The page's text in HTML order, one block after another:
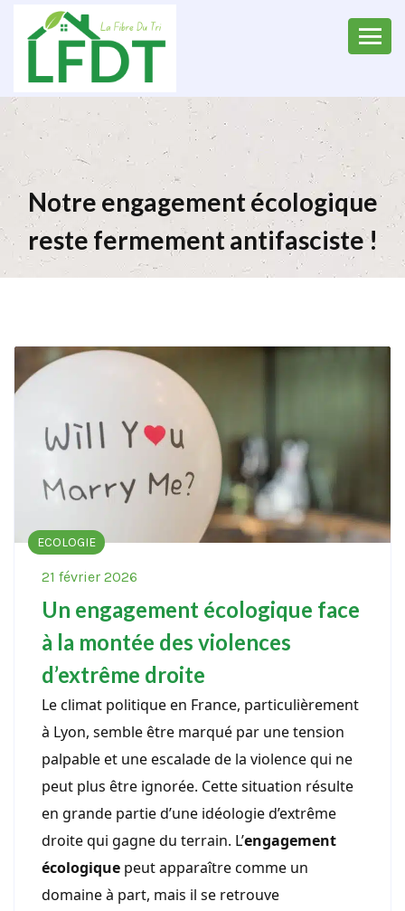
Notre engagement écologique
reste fermement antifasciste !
ECOLOGIE
21 février 2026
Un engagement écologique face
à la montée des violences
d’extrême droite
Le climat politique en France, particulièrement
à Lyon, semble être marqué par une tension
palpable et une escalade de la violence qui ne
peut plus être ignorée. Cette situation résulte
en grande partie d’une idéologie d’extrême
droite qui gagne du terrain. L’engagement
écologique peut apparaître comme un
domaine à part, mais il se retrouve